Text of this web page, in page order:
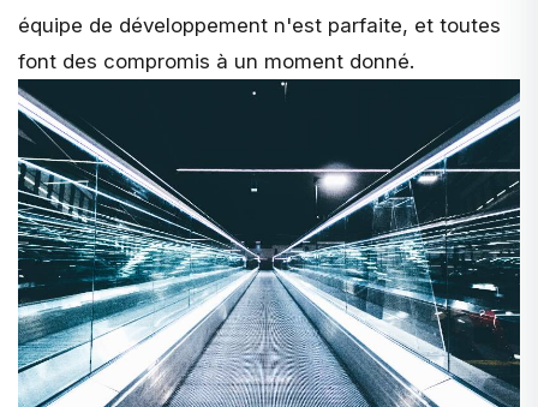
équipe de développement n'est parfaite, et toutes
font des compromis à un moment donné.